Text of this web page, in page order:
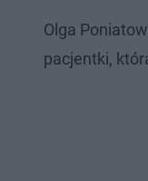
Olga
pacjentki,